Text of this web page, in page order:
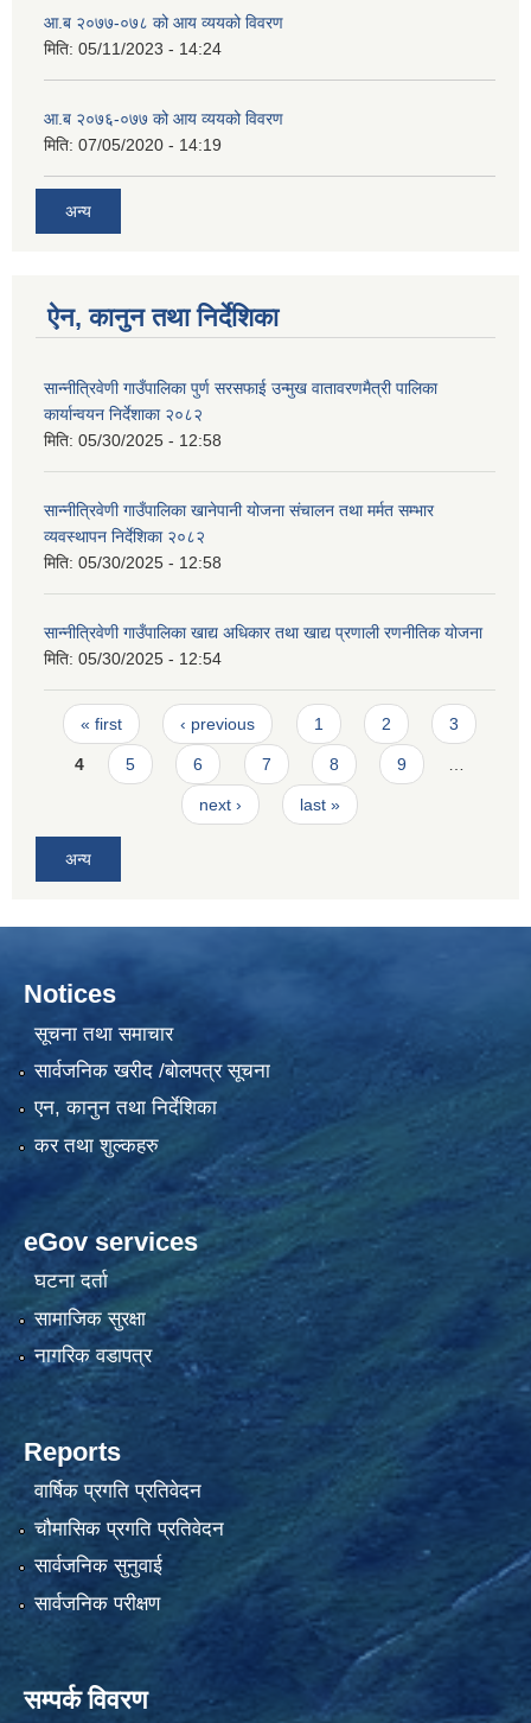
आ.ब २०७७-०७८ को आय व्ययको विवरण
मिति: 05/11/2023 - 14:24
आ.ब २०७६-०७७ को आय व्ययको विवरण
मिति: 07/05/2020 - 14:19
अन्य
ऐन, कानुन तथा निर्देशिका
सान्नीत्रिवेणी गाउँपालिका पुर्ण सरसफाई उन्मुख वातावरणमैत्री पालिका
कार्यान्वयन निर्देशाका २०८२
मिति: 05/30/2025 - 12:58
सान्नीत्रिवेणी गाउँपालिका खानेपानी योजना संचालन तथा मर्मत सम्भार
व्यवस्थापन निर्देशिका २०८२
मिति: 05/30/2025 - 12:58
सान्नीत्रिवेणी गाउँपालिका खाद्य अधिकार तथा खाद्य प्रणाली रणनीतिक योजना
मिति: 05/30/2025 - 12:54
Pages
« first ‹ previous 1 2 3
4 5 6 7 8 9
next › last »
अन्य
Notices
सूचना तथा समाचार
सार्वजनिक खरीद /बोलपत्र सूचना
एन, कानुन तथा निर्देशिका
कर तथा शुल्कहरु
eGov services
घटना दर्ता
सामाजिक सुरक्षा
नागरिक वडापत्र
Reports
वार्षिक प्रगति प्रतिवेदन
चौमासिक प्रगति प्रतिवेदन
सार्वजनिक सुनुवाई
सार्वजनिक परीक्षण
सम्पर्क विवरण